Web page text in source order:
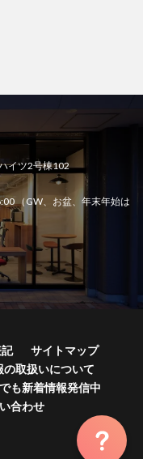
イツ2号棟102
（GW、お盆、年末年始は
サイトマップ
の取扱いについて
も新着情報発信中
合わせ